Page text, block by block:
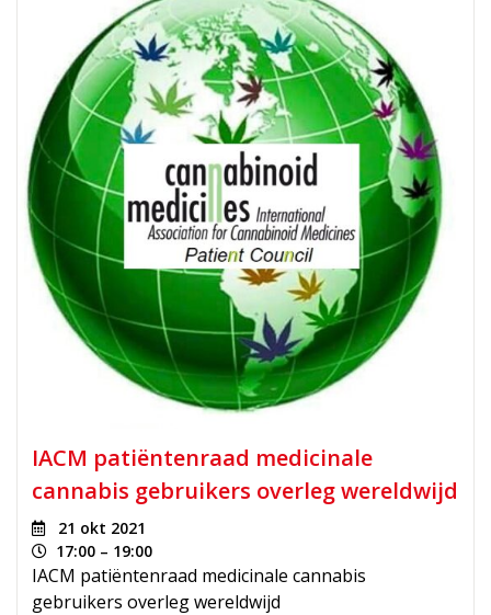
IACM patiëntenraad medicinale
cannabis gebruikers overleg wereldwijd
21 okt 2021
17:00 – 19:00
IACM patiëntenraad medicinale cannabis
gebruikers overleg wereldwijd